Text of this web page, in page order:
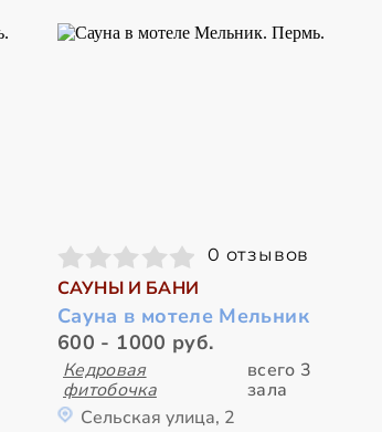
0 отзывов
САУНЫ И БАНИ
Сауна в мотеле Мельник
600 - 1000 руб.
Кедровая
фитобочка
всего 3
зала
Сельская улица, 2